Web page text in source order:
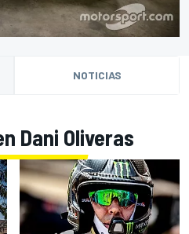
NOTICIAS
Dani Oliveras